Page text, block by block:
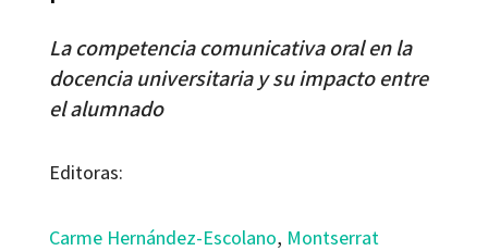
La competencia comunicativa oral en la
docencia universitaria y su impacto entre
el alumnado
Editoras:
Carme Hernández-Escolano, Montserrat